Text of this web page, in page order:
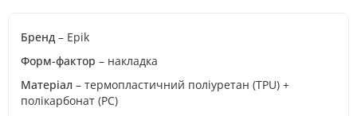
Бренд – Epik
Форм-фактор – накладка
Матеріал – термопластичний поліуретан (TPU) +
полікарбонат (PC)